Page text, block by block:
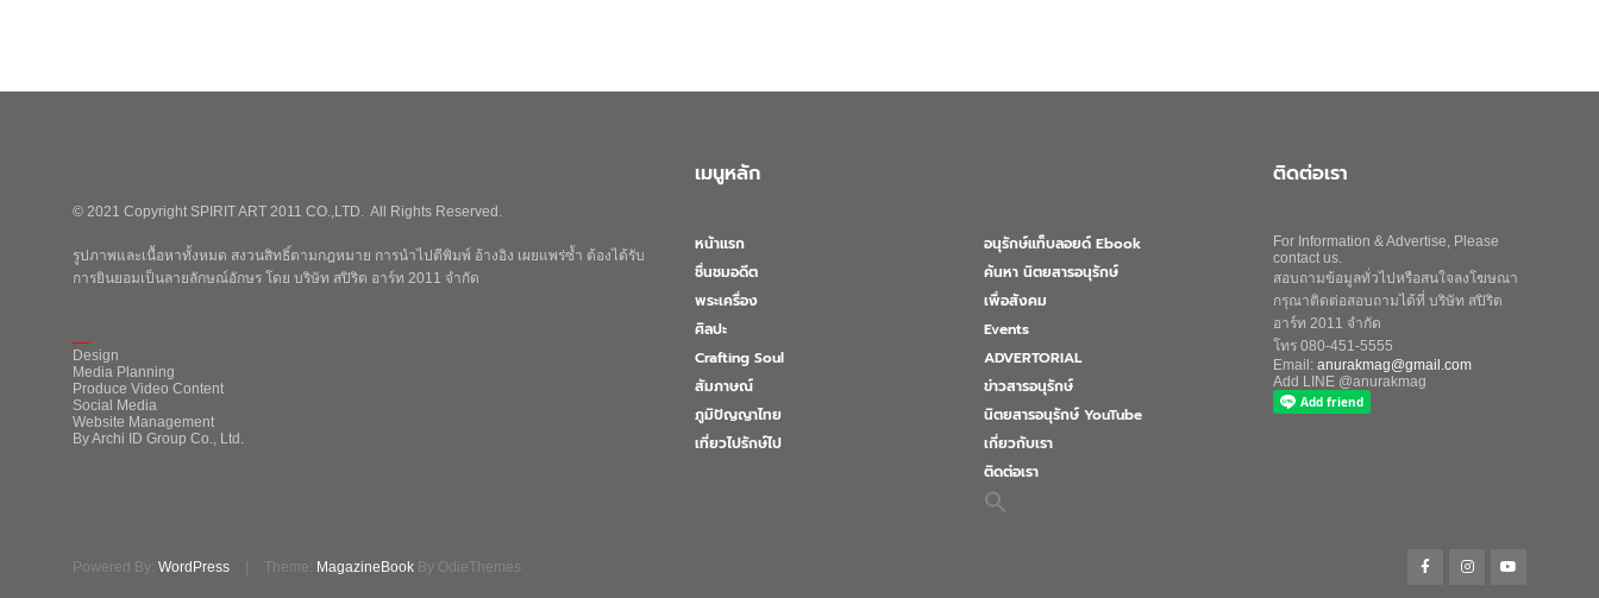
© 2021 Copyright SPIRIT ART 2011 CO.,LTD. All Rights Reserved.
รูปภาพและเนื้อหาทั้งหมด สงวนสิทธิ์ตามกฎหมาย การนำไปตีพิมพ์ อ้างอิง เผยแพร่ซ้ำ ต้องได้รับ
การยินยอมเป็นลายลักษณ์อักษร โดย บริษัท สปิริต อาร์ท 2011 จำกัด
Design
Media Planning
Produce Video Content
Social Media
Website Management
By Archi ID Group Co., Ltd.
เมนูหลัก
หน้าแรก
ชื่นชมอดีต
พระเครื่อง
ศิลปะ
Crafting Soul
สัมภาษณ์
ภูมิปัญญาไทย
เที่ยวไปรักษ์ไป
อนุรักษ์แท็บลอยด์ Ebook
ค้นหา นิตยสารอนุรักษ์
เพื่อสังคม
Events
ADVERTORIAL
ข่าวสารอนุรักษ์
นิตยสารอนุรักษ์ YouTube
เกี่ยวกับเรา
ติดต่อเรา
ติดต่อเรา
For Information & Advertise, Please
contact us.
สอบถามข้อมูลทั่วไปหรือสนใจลงโฆษณา
กรุณาติดต่อสอบถามได้ที่ บริษัท สปิริต
อาร์ท 2011 จำกัด
โทร 080-451-5555
Email: anurakmag@gmail.com
Add LINE @anurakmag
Powered By: WordPress Theme: MagazineBook By OdieThemes